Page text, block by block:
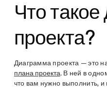
Что
проекта?
Диаграмма проекта — это
плана проекта. В ней в
что вам нужно выполнить, и